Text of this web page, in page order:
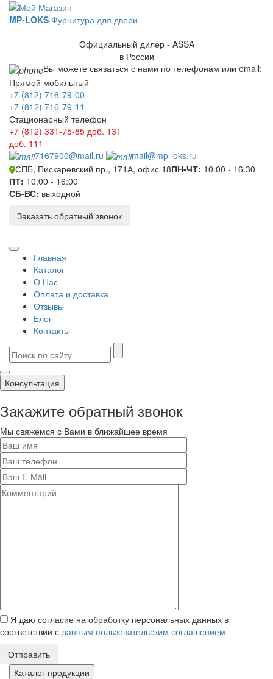
MP-LOKS Фурнитура для двери
Официальный дилер - ASSA
в России
Вы можете связаться с нами по телефонам или email:
Прямой мобильный
+7 (812) 716-79-00
+7 (812) 716-79-11
Стационарный телефон
+7 (812) 331-75-85 доб. 131
доб. 111
7167900@mail.ru
mail@mp-loks.ru
СПБ, Пискаревский пр., 171А, офис 18ПН-ЧТ: 10:00 - 16:30
ПТ: 10:00 - 16:00
СБ-ВС: выходной
Заказать обратный звонок
Главная
Каталог
О Нас
Оплата и доставка
Отзывы
Блог
Контакты
Консультация
Закажите обратный звонок
Мы свяжемся с Вами в ближайшее время
Я даю согласие на обработку персональных данных в
соответствии с данным пользовательским соглашением
Отправить
Каталог продукции